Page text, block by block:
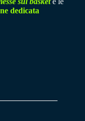
dedicata